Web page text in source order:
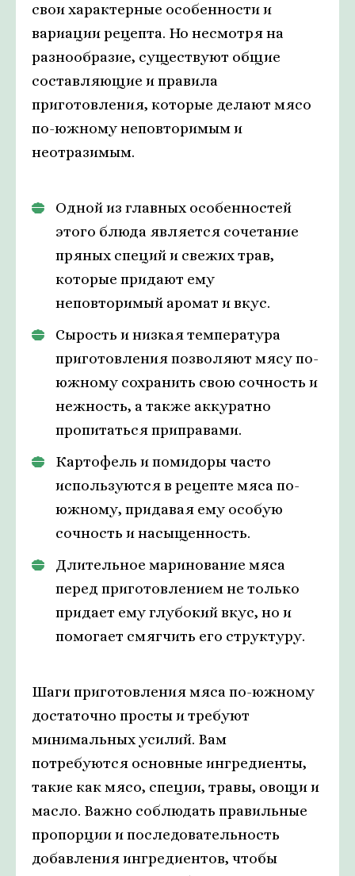
свои характерные особенности и
вариации рецепта. Но несмотря на
разнообразие, существуют общие
составляющие и правила
приготовления, которые делают мясо
по-южному неповторимым и
неотразимым.
Одной из главных особенностей
этого блюда является сочетание
пряных специй и свежих трав,
которые придают ему
неповторимый аромат и вкус.
Сырость и низкая температура
приготовления позволяют мясу по-
южному сохранить свою сочность и
нежность, а также аккуратно
пропитаться приправами.
Картофель и помидоры часто
используются в рецепте мяса по-
южному, придавая ему особую
сочность и насыщенность.
Длительное маринование мяса
перед приготовлением не только
придает ему глубокий вкус, но и
помогает смягчить его структуру.
Шаги приготовления мяса по-южному
достаточно просты и требуют
минимальных усилий. Вам
потребуются основные ингредиенты,
такие как мясо, специи, травы, овощи и
масло. Важно соблюдать правильные
пропорции и последовательность
добавления ингредиентов, чтобы